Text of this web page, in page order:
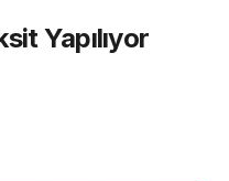
Yapılıyor